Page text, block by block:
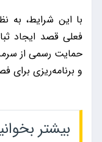
با این شرایط، به
فعلی قصد ایجاد
حمایت رسمی از
و برنامه‌ریزی
بیشتر